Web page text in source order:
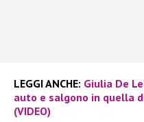
LEGGI ANCHE: Giulia De
auto e salgono in quella
(VIDEO)